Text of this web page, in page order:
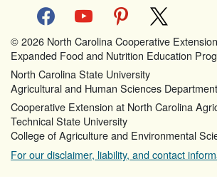
facebookyoutube pinterest
© 2026 North Carolina Cooperative Extension
Expanded Food and Nutrition Education
North Carolina State University
Agricultural and Human Sciences Department
Cooperative Extension at North Carolina
Technical State University
College of Agriculture and Environmental
For our disclaimer, liability, and contact